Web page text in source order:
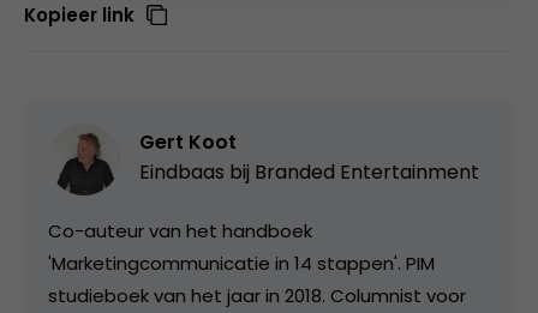
Kopieer link
Gert Koot
Eindbaas bij Branded Entertainment
Co-auteur van het handboek
'Marketingcommunicatie in 14 stappen'. PIM
studieboek van het jaar in 2018. Columnist voor